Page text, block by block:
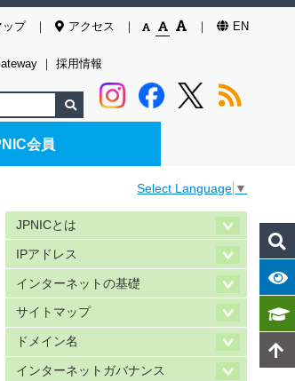
ップ アクセス EN
｜ 採用情報
会員
Select Language ▼
JPNICとは
IPアドレス
インターネットの基礎
サイトマップ
ドメイン名
インターネットガバナンス